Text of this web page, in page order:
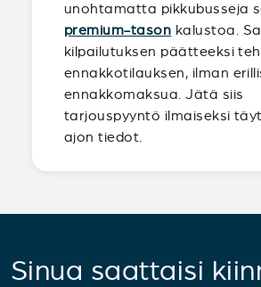
unohtamatta pikkubusseja
premium-tason kalustoa.
kilpailutuksen päätteeksi
ennakkotilauksen, ilman
ennakkomaksua. Jätä siis
tarjouspyyntö ilmaiseksi
ajon tiedot.
Sinua saattaisi